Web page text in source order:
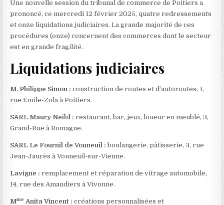
Une nouvelle session du tribunal de commerce de Poitiers a
prononcé, ce mercredi 12 février 2025, quatre redressements
et onze liquidations judiciaires. La grande majorité de ces
procédures (onze) concernent des commerces dont le secteur
est en grande fragilité.
Liquidations judiciaires
M. Philippe Simon : construction de routes et d’autoroutes, 1,
rue Émile-Zola à Poitiers.
SARL Maury Neild : restaurant, bar, jeux, loueur en meublé, 3,
Grand-Rue à Romagne.
SARL Le Fournil de Vouneuil : boulangerie, pâtisserie, 3, rue
Jean-Jaurès à Vouneuil-sur-Vienne.
Lavigne : remplacement et réparation de vitrage automobile,
14, rue des Amandiers à Vivonne.
Mme Anita Vincent : créations personnalisées et